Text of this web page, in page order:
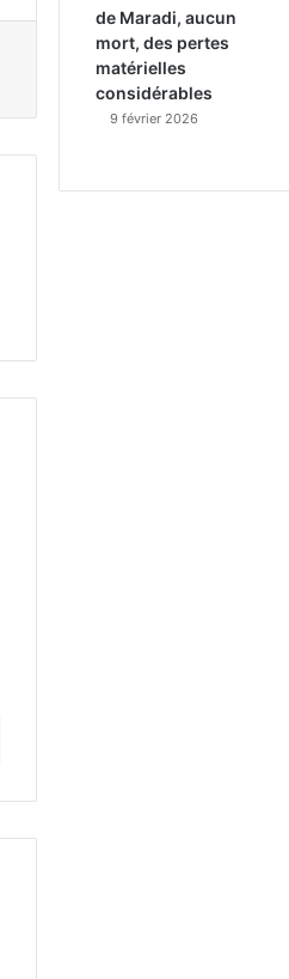
de Maradi, aucun
mort, des pertes
matérielles
considérables
9 février 2026